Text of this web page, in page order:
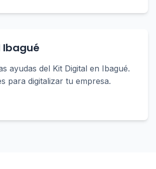
Ibagué
ayudas del Kit Digital en Ibagué.
para digitalizar tu empresa.